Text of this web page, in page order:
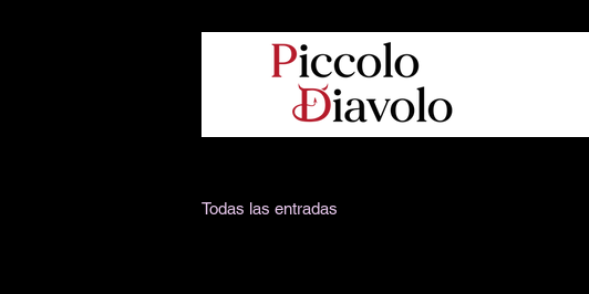
Todas las entradas